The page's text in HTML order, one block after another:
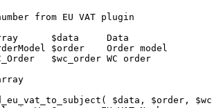
from EU VAT plugin
      $data     Data
$order    Order model
   $wc_order WC order
( $data , $order ,